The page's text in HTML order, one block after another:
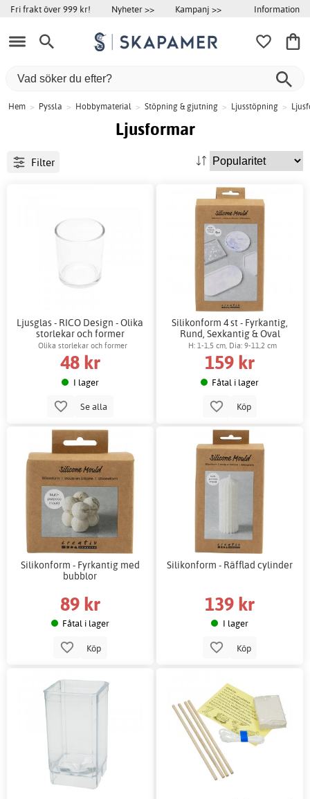
Fri frakt över 999 kr! Nyheter >> Kampanj >> Information
Hem > Pyssla > Hobbymaterial > Stöpning & gjutning > Ljusstöpning >
Ljusformar
Filter
Ljusglas - RICO Design - Olika
storlekar och former
Olika storlekar och former
48 kr
I lager
Se alla
Silikonform 4 st - Fyrkantig,
Rund, Sexkantig & Oval
H: 1-1,5 cm, Dia: 9-11,2 cm
159 kr
Fåtal i lager
Köp
Silikonform - Fyrkantig med
bubblor
89 kr
Fåtal i lager
Köp
Silikonform - Räfflad cylinder
139 kr
I lager
Köp